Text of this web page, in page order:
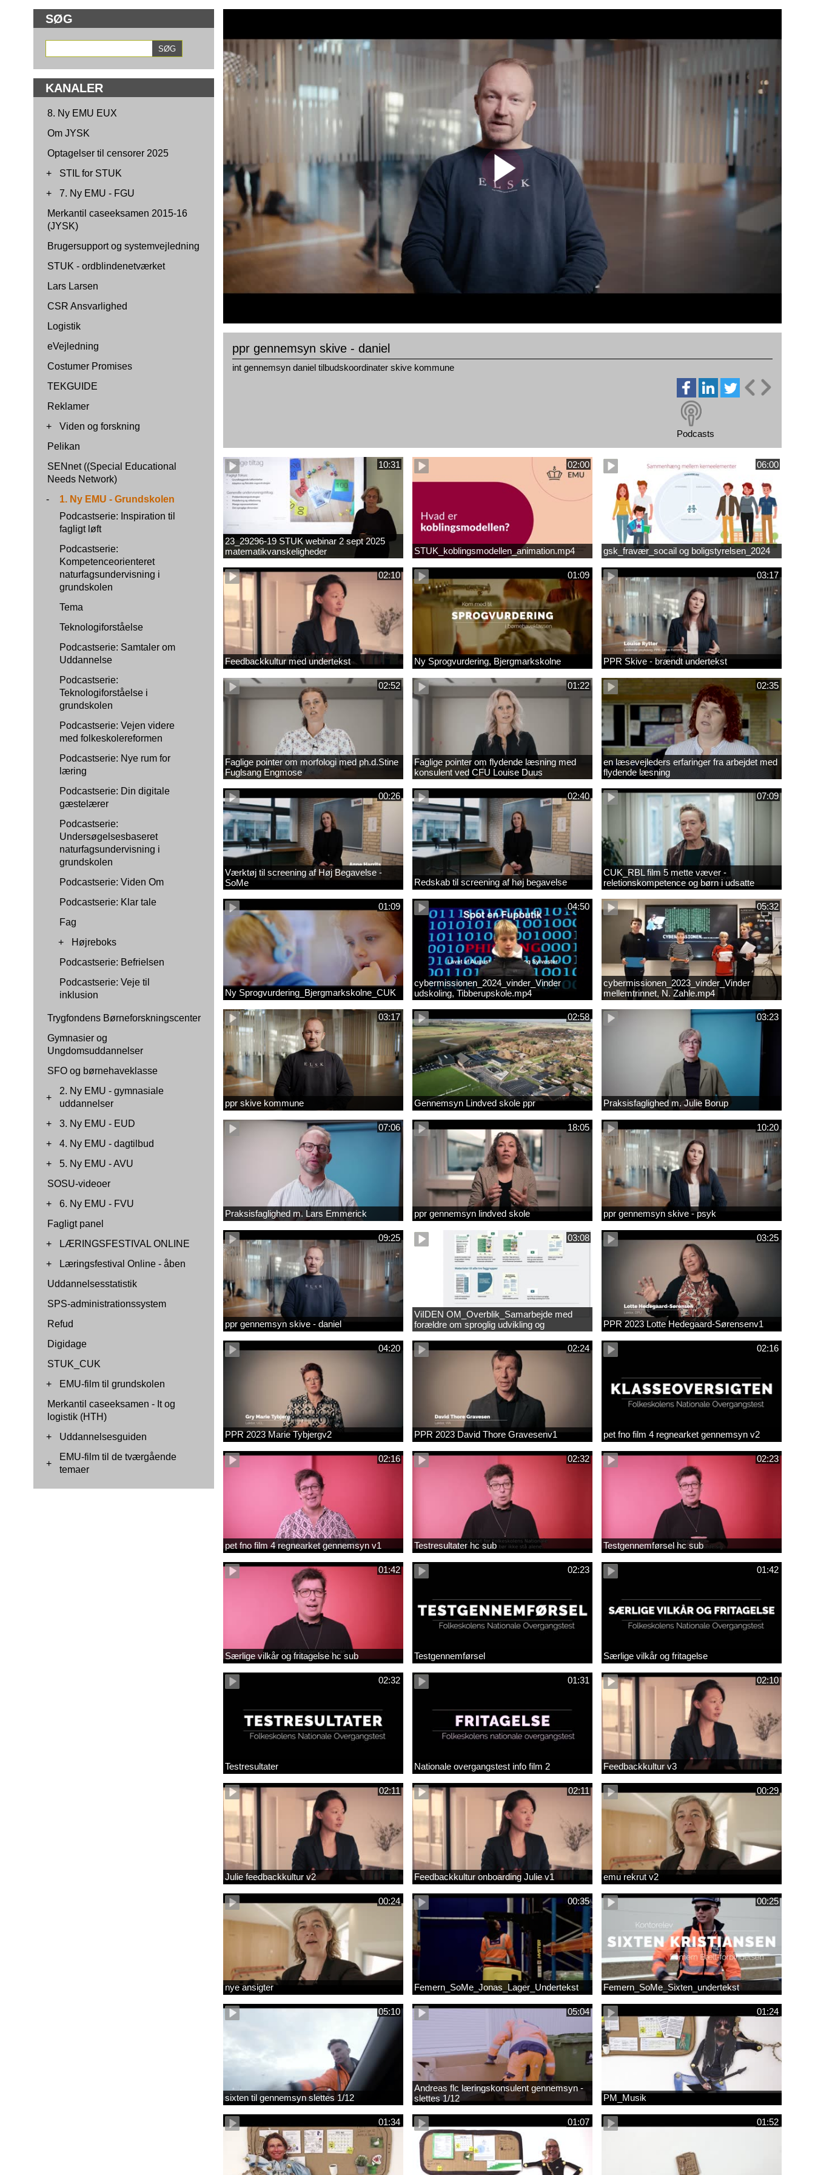
SØG
KANALER
8. Ny EMU EUX
Om JYSK
Optagelser til censorer 2025
+
STIL for STUK
+
7. Ny EMU - FGU
Merkantil caseeksamen 2015-16
(JYSK)
Brugersupport og systemvejledning
STUK - ordblindenetværket
Lars Larsen
CSR Ansvarlighed
Logistik
eVejledning
Costumer Promises
TEKGUIDE
Reklamer
+
Viden og forskning
Pelikan
SENnet ((Special Educational
Needs Network)
-
1. Ny EMU - Grundskolen
Podcastserie: Inspiration til
fagligt løft
Podcastserie:
Kompetenceorienteret
naturfagsundervisning i
grundskolen
Tema
Teknologiforståelse
Podcastserie: Samtaler om
Uddannelse
Podcastserie:
Teknologiforståelse i
grundskolen
Podcastserie: Vejen videre
med folkeskolereformen
Podcastserie: Nye rum for
læring
Podcastserie: Din digitale
gæstelærer
Podcastserie:
Undersøgelsesbaseret
naturfagsundervisning i
grundskolen
Podcastserie: Viden Om
Podcastserie: Klar tale
Fag
+
Højreboks
Podcastserie: Befrielsen
Podcastserie: Veje til
inklusion
Trygfondens Børneforskningscenter
Gymnasier og
Ungdomsuddannelser
SFO og børnehaveklasse
+
2. Ny EMU - gymnasiale
uddannelser
+
3. Ny EMU - EUD
+
4. Ny EMU - dagtilbud
+
5. Ny EMU - AVU
SOSU-videoer
+
6. Ny EMU - FVU
Fagligt panel
+
LÆRINGSFESTIVAL ONLINE
+
Læringsfestival Online - åben
Uddannelsesstatistik
SPS-administrationssystem
Refud
Digidage
STUK_CUK
+
EMU-film til grundskolen
Merkantil caseeksamen - It og
logistik (HTH)
+
Uddannelsesguiden
+
EMU-film til de tværgående
temaer
ppr gennemsyn skive - daniel
int gennemsyn daniel tilbudskoordinater skive kommune
Podcasts
10:31
23_29296-19 STUK webinar 2 sept 2025
matematikvanskeligheder
1889337_1_1.MP4
02:00
STUK_koblingsmodellen_animation.mp4
06:00
gsk_fravær_socail og boligstyrelsen_2024
02:10
Feedbackkultur med undertekst
01:09
Ny Sprogvurdering, Bjergmarkskolne
03:17
PPR Skive - brændt undertekst
02:52
Faglige pointer om morfologi med ph.d.Stine
Fuglsang Engmose
01:22
Faglige pointer om flydende læsning med
konsulent ved CFU Louise Duus
02:35
en læsevejleders erfaringer fra arbejdet med
flydende læsning
00:26
Værktøj til screening af Høj Begavelse -
SoMe
02:40
Redskab til screening af høj begavelse
07:09
CUK_RBL film 5 mette væver -
reletionskompetence og børn i udsatte
positioner.
01:09
Ny Sprogvurdering_Bjergmarkskolne_CUK
04:50
cybermissionen_2024_vinder_Vinder
udskoling, Tibberupskole.mp4
05:32
cybermissionen_2023_vinder_Vinder
mellemtrinnet, N. Zahle.mp4
03:17
ppr skive kommune
02:58
Gennemsyn Lindved skole ppr
03:23
Praksisfaglighed m. Julie Borup
07:06
Praksisfaglighed m. Lars Emmerick
18:05
ppr gennemsyn lindved skole
10:20
ppr gennemsyn skive - psyk
09:25
ppr gennemsyn skive - daniel
03:08
ViIDEN OM_Overblik_Samarbejde med
forældre om sproglig udvikling og
forebyggelse af læsevanskelighede
03:25
PPR 2023 Lotte Hedegaard-Sørensenv1
04:20
PPR 2023 Marie Tybjergv2
02:24
PPR 2023 David Thore Gravesenv1
02:16
pet fno film 4 regnearket gennemsyn v2
02:16
pet fno film 4 regnearket gennemsyn v1
02:32
Testresultater hc sub
02:23
Testgennemførsel hc sub
01:42
Særlige vilkår og fritagelse hc sub
02:23
Testgennemførsel
01:42
Særlige vilkår og fritagelse
02:32
Testresultater
01:31
Nationale overgangstest info film 2
02:10
Feedbackkultur v3
02:11
Julie feedbackkultur v2
02:11
Feedbackkultur onboarding Julie v1
00:29
emu rekrut v2
00:24
nye ansigter
00:35
Femern_SoMe_Jonas_Lager_Undertekst
00:25
Femern_SoMe_Sixten_undertekst
05:10
sixten til gennemsyn slettes 1/12
05:04
Andreas flc læringskonsulent gennemsyn -
slettes 1/12
01:24
PM_Musik
01:34 01:07 01:52